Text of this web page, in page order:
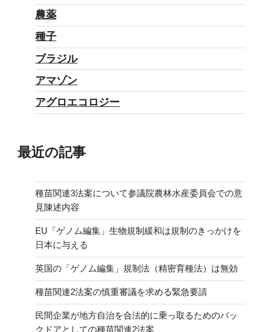
農薬
種子
ブラジル
アマゾン
アグロエコロジー
最近の記事
種苗関連3法案について参議院農林水産委員会での意
見陳述内容
EU「ゲノム編集」生物規制緩和は規制のきっかけを
日本に与える
英国の「ゲノム編集」規制法（精密育種法）は無効
種苗関連2法案の慎重審議を求める緊急要請
民間企業が地方自治を合法的に乗っ取るためのバッ
クドアとしての種苗関連2法案